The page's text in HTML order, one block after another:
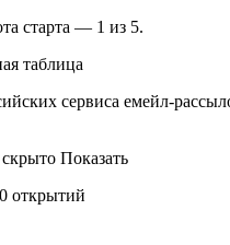
старта — 1 из 5.
таблица
Показать
открытий